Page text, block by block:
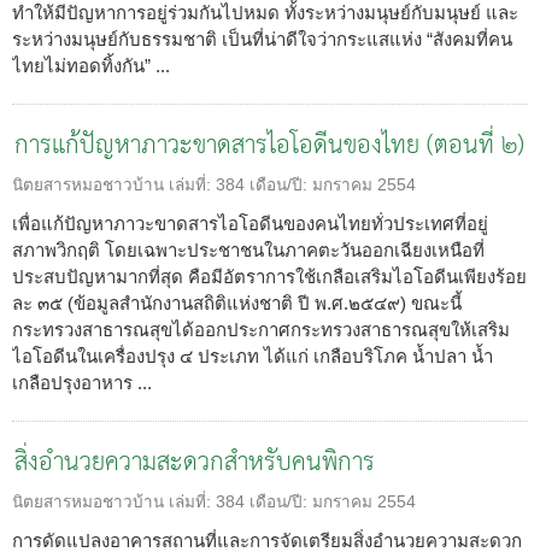
ทำให้มีปัญหาการอยู่ร่วมกันไปหมด ทั้งระหว่างมนุษย์กับมนุษย์ และ
ระหว่างมนุษย์กับธรรมชาติ เป็นที่น่าดีใจว่ากระแสแห่ง “สังคมที่คน
ไทยไม่ทอดทิ้งกัน” ...
การแก้ปัญหาภาวะขาดสารไอโอดีนของไทย (ตอนที่ ๒)
นิตยสารหมอชาวบ้าน เล่มที่: 384 เดือน/ปี: มกราคม 2554
เพื่อแก้ปัญหาภาวะขาดสารไอโอดีนของคนไทยทั่วประเทศที่อยู่
สภาพวิกฤติ โดยเฉพาะประชาชนในภาคตะวันออกเฉียงเหนือที่
ประสบปัญหามากที่สุด คือมีอัตราการใช้เกลือเสริมไอโอดีนเพียงร้อย
ละ ๓๕ (ข้อมูลสำนักงานสถิติแห่งชาติ ปี พ.ศ.๒๕๔๙) ขณะนี้
กระทรวงสาธารณสุขได้ออกประกาศกระทรวงสาธารณสุขให้เสริม
ไอโอดีนในเครื่องปรุง ๔ ประเภท ได้แก่ เกลือบริโภค น้ำปลา น้ำ
เกลือปรุงอาหาร ...
สิ่งอำนวยความสะดวกสำหรับคนพิการ
นิตยสารหมอชาวบ้าน เล่มที่: 384 เดือน/ปี: มกราคม 2554
การดัดแปลงอาคารสถานที่และการจัดเตรียมสิ่งอำนวยความสะดวก